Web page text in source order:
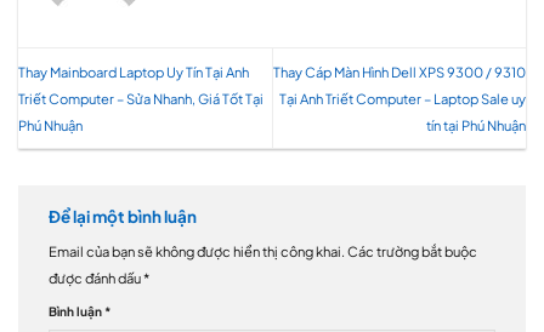
Thay Mainboard Laptop Uy Tín Tại Anh
Triết Computer – Sửa Nhanh, Giá Tốt Tại
Phú Nhuận
Thay Cáp Màn Hình Dell XPS 9300 / 9310
Tại Anh Triết Computer – Laptop Sale uy
tín tại Phú Nhuận
Để lại một bình luận
Email của bạn sẽ không được hiển thị công khai. Các trường bắt buộc
được đánh dấu*
Bình luận *